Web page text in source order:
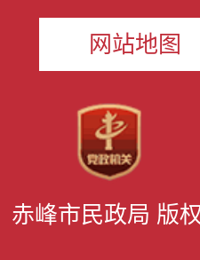
网站地图
赤峰市民政局 版